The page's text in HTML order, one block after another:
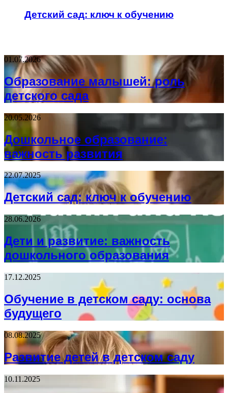
Детский сад: ключ к обучению
01.07.2026
Образование малышей: роль
детского сада
20.05.2026
Дошкольное образование:
важность развития
22.07.2025
Детский сад: ключ к обучению
28.06.2026
Дети и развитие: важность
дошкольного образования
17.12.2025
Обучение в детском саду: основа
будущего
08.08.2025
Развитие детей в детском саду
10.11.2025